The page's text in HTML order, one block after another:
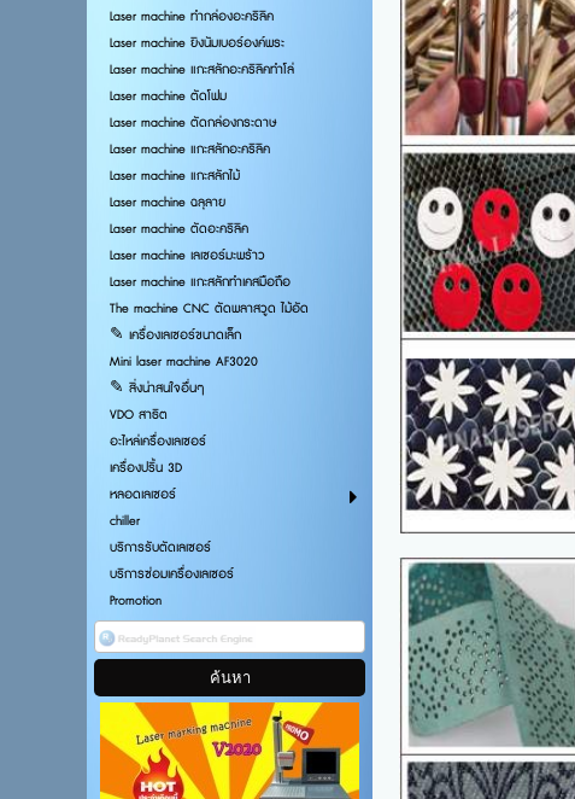
Laser machine ทำกล่องอะคริลิค
Laser machine ยิงนัมเบอร์องค์พระ
Laser machine แกะสลักอะคริลิคทำโล่
Laser machine ตัดโฟม
Laser machine ตัดกล่องกระดาษ
Laser machine แกะสลักอะคริลิค
Laser machine แกะสลักไม้
Laser machine ฉลุลาย
Laser machine ตัดอะคริลิค
Laser machine เลเซอร์มะพร้าว
Laser machine แกะสลักทำเคสมือถือ
The machine CNC ตัดพลาสวูด ไม้อัด
✎ เครื่องเลเซอร์ขนาดเล็ก
Mini laser machine AF3020
✎ สิ่งน่าสนใจอื่นๆ
VDO สาธิต
อะไหล่เครื่องเลเซอร์
เครื่องปริ้น 3D
หลอดเลเซอร์
chiller
บริการรับตัดเลเซอร์
บริการซ่อมเครื่องเลเซอร์
Promotion